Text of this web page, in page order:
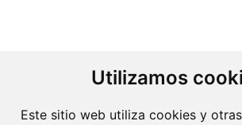
Utilizamos
Este sitio web utiliza cookies y